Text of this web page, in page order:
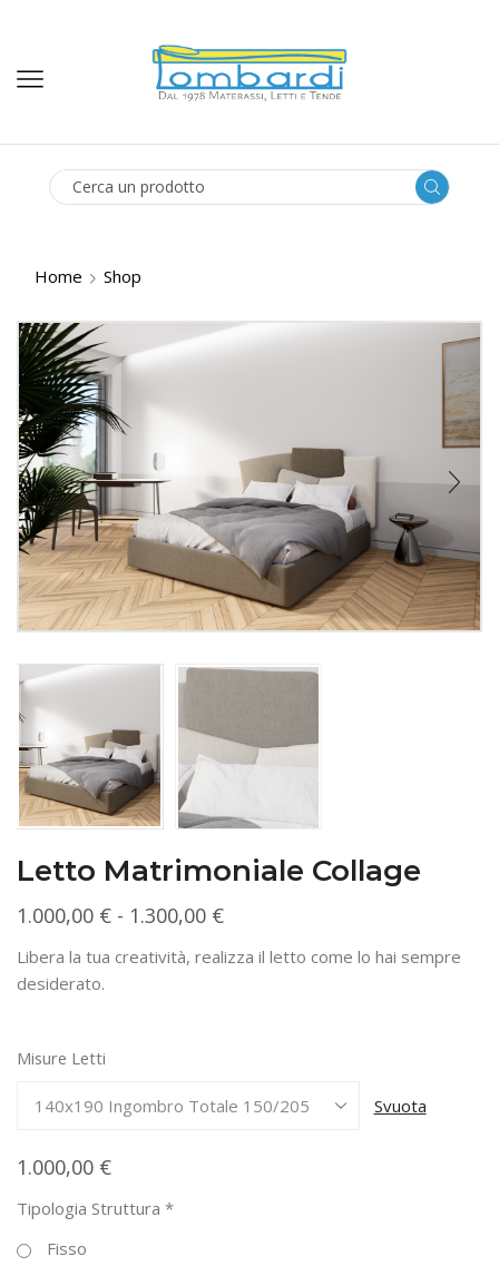
Home Shop
Letto Matrimoniale Collage
1.000,00 € - 1.300,00 €Fascia
di
1.300,00 €
Libera la tua creatività, realizza il letto come lo hai sempre
desiderato.
Misure Letti
Svuota
1.000,00 €
Tipologia Struttura *
Fisso